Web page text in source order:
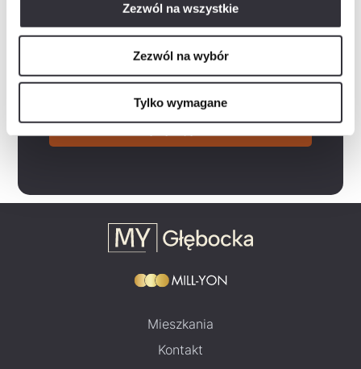
Zezwól na wszystkie
Zezwól na wybór
Tylko wymagane
Zaznacz wszystko
Mieszkania
Kontakt